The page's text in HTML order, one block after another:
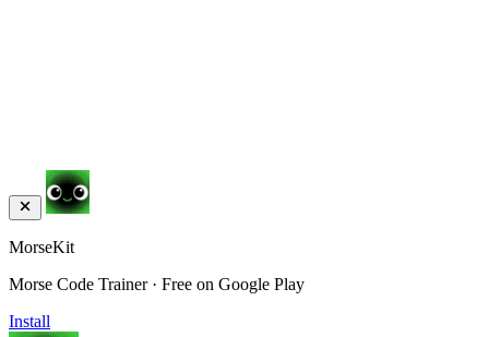
MorseKit
Morse Code Trainer · Free on Google Play
Install